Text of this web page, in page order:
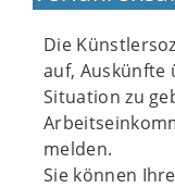
Die
auf, Auskünfte
Situation zu
melden.
Sie können